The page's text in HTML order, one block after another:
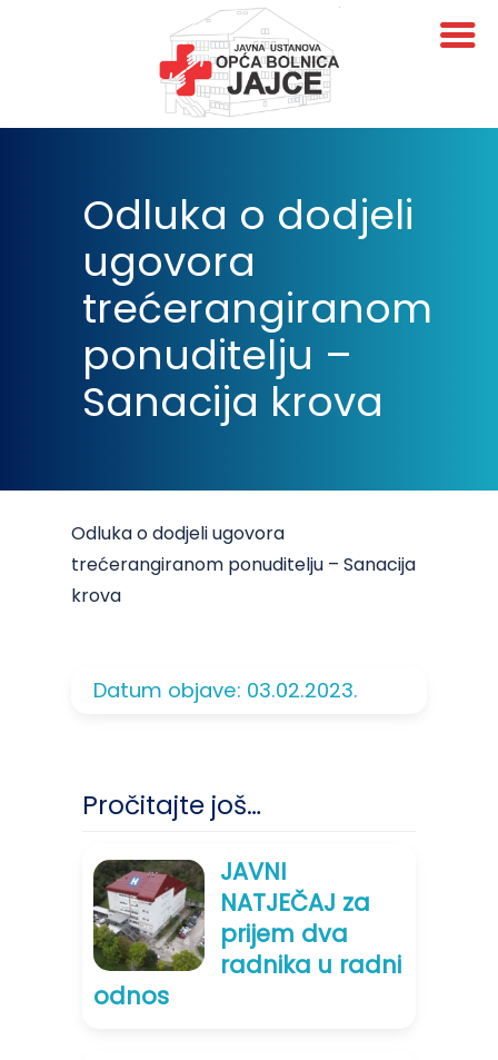
Odluka o dodjeli
ugovora
trećerangiranom
ponuditelju –
Sanacija krova
Odluka o dodjeli ugovora
trećerangiranom ponuditelju – Sanacija
krova
Datum objave: 03.02.2023.
Pročitajte još…
JAVNI
NATJEČAJ za
prijem dva
radnika u radni
odnos